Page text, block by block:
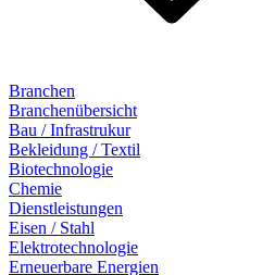
Branchen
Branchenübersicht
Bau / Infrastrukur
Bekleidung / Textil
Biotechnologie
Chemie
Dienstleistungen
Eisen / Stahl
Elektrotechnologie
Erneuerbare Energien